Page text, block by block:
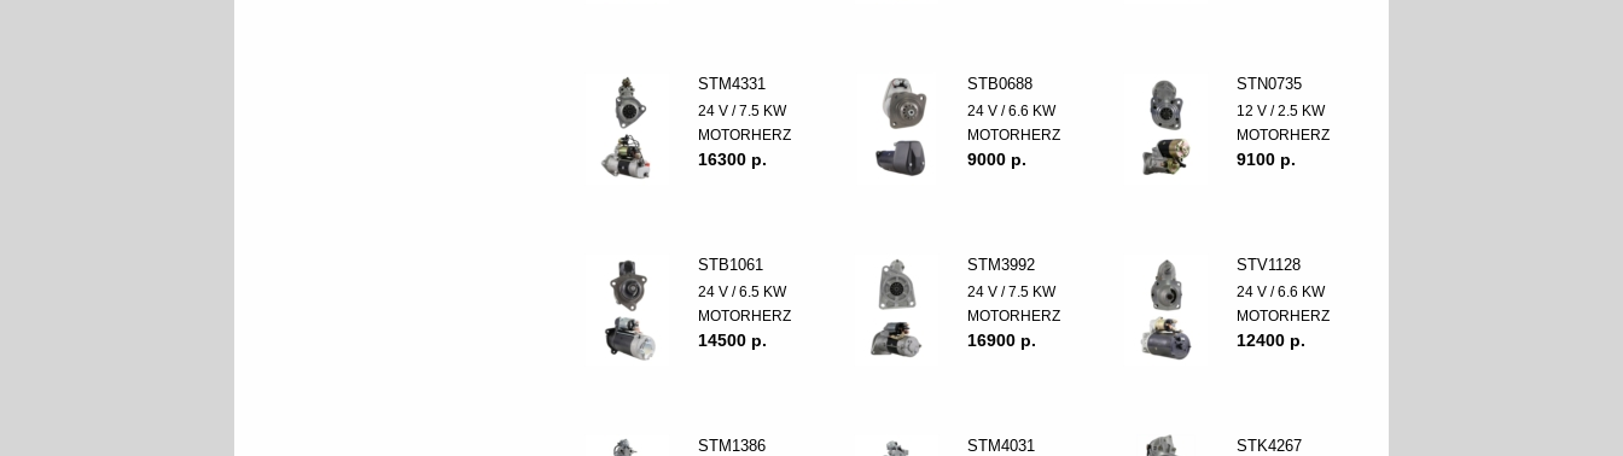
STM4331
24 V / 7.5 KW
MOTORHERZ
16300 p.
STB0688
24 V / 6.6 KW
MOTORHERZ
9000 p.
STN0735
12 V / 2.5 KW
MOTORHERZ
9100 p.
STB1061
24 V / 6.5 KW
MOTORHERZ
14500 p.
STM3992
24 V / 7.5 KW
MOTORHERZ
16900 p.
STV1128
24 V / 6.6 KW
MOTORHERZ
12400 p.
STM1386 STM4031 STK4267